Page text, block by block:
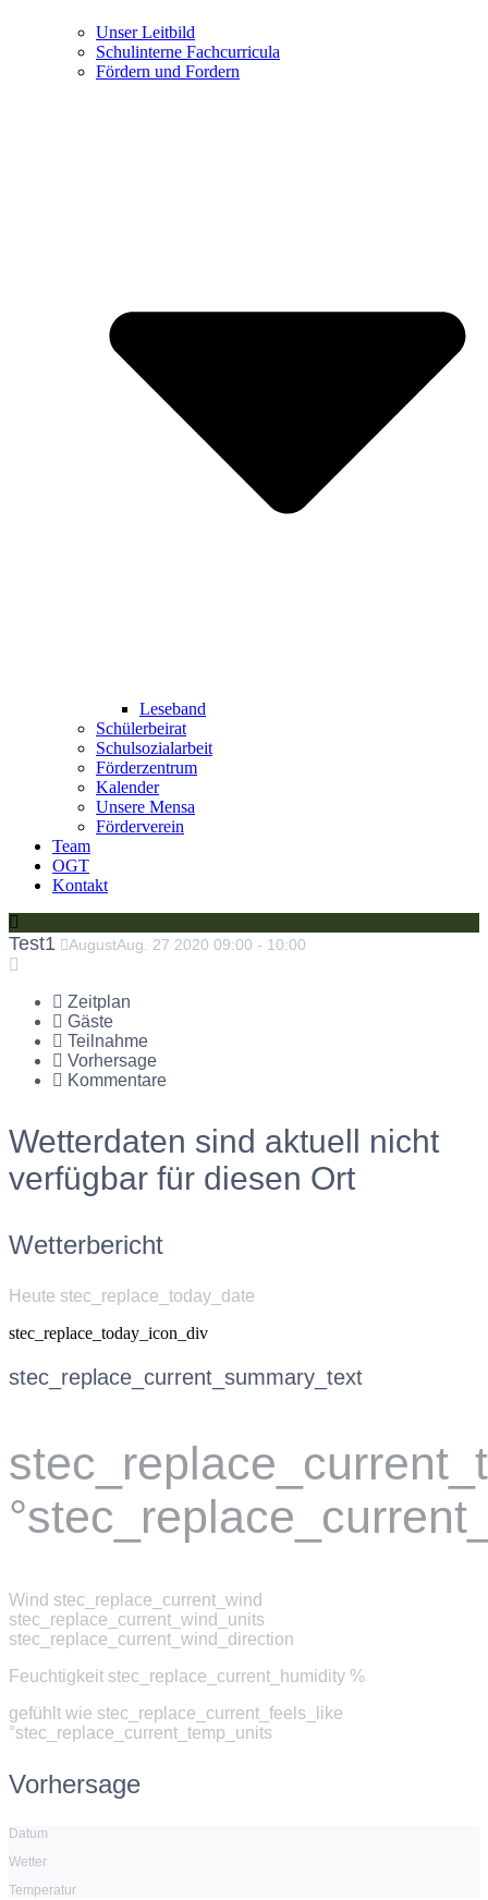
Unser Leitbild
Schulinterne Fachcurricula
Fördern und Fordern
Leseband
Schülerbeirat
Schulsozialarbeit
Förderzentrum
Kalender
Unsere Mensa
Förderverein
Team
OGT
Kontakt
Test1 AugustAug. 27 2020 09:00 - 10:00
Zeitplan
Gäste
Teilnahme
Vorhersage
Kommentare
Wetterdaten sind aktuell nicht
verfügbar für diesen Ort
Wetterbericht
Heute stec_replace_today_date
stec_replace_today_icon_div
stec_replace_current_summary_text
Wind stec_replace_current_wind
stec_replace_current_wind_units
stec_replace_current_wind_direction
Feuchtigkeit stec_replace_current_humidity %
gefühlt wie stec_replace_current_feels_like
°stec_replace_current_temp_units
Vorhersage
Datum
Wetter
Temperatur